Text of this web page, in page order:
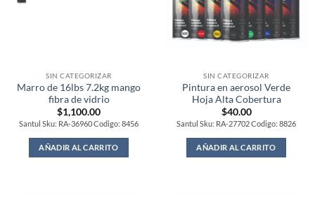
SIN CATEGORIZAR
Marro de 16lbs 7.2kg mango
fibra de vidrio
$1,100.00
Santul Sku: RA-36960 Codigo: 8456
AÑADIR AL CARRITO
SIN CATEGORIZAR
Pintura en aerosol Verde
Hoja Alta Cobertura
$40.00
Santul Sku: RA-27702 Codigo: 8826
AÑADIR AL CARRITO